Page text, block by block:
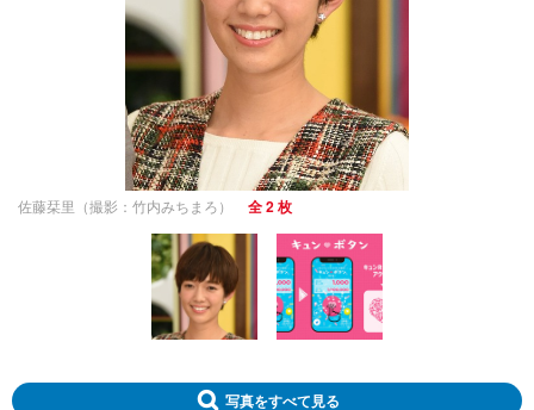
佐藤栞里（撮影：竹内みちまろ） 全 2 枚
写真をすべて見る